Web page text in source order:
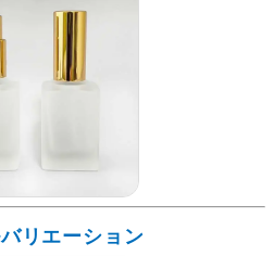
リエーション